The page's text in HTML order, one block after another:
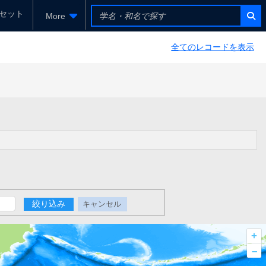
ット More
全てのレコードを表示
絞り込み キャンセル
+
–